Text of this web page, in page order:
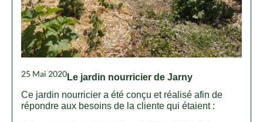
25 Mai 2020Le jardin nourricier de Jarny
Ce jardin nourricier a été conçu et réalisé afin de
répondre aux besoins de la cliente qui étaient :